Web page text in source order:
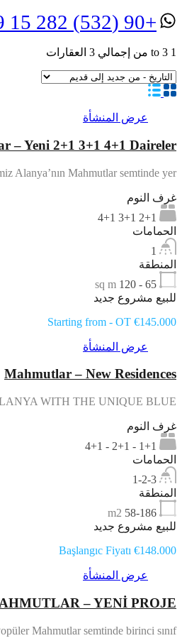
+90 (532) 282 15 99
1
to 3 من إجمالي 3 العقارات
عرض المنشأة
– Yeni 2+1 3+1 4+1 Daireler
Alanya’nın Mahmutlar semtinde yer…
غرف النوم
2+1 3+1 4+1
الحمامات
1
المنطقة
65 - 120
sq m
للبيع مشروع جديد
Starting from - OT €145.000
عرض المنشأة
Mahmutlar – New Residences
WITH THE UNIQUE BLUE…
غرف النوم
1+1 - 2+1 - 4+1
الحمامات
1-2-3
المنطقة
58-186
m2
للبيع مشروع جديد
Başlangıc Fiyatı €148.000
عرض المنشأة
– YENİ PROJE
Mahmutlar semtinde birinci sınıf…